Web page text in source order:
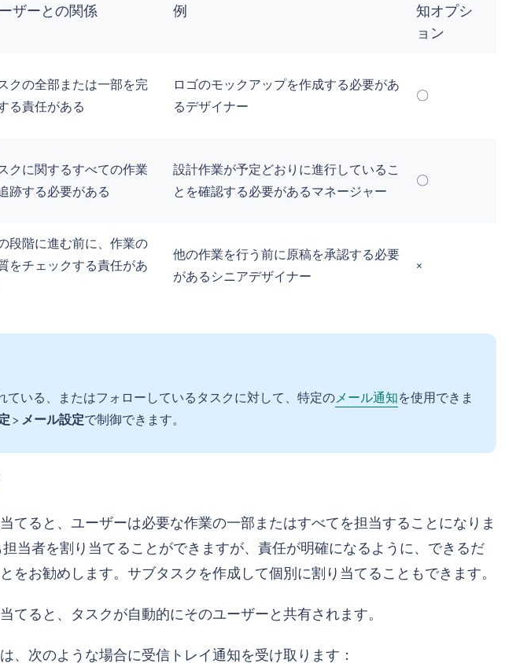
ザーとの関係 例
知オプシ
ョン
クの全部または一部を完
る責任がある
ロゴのモックアップを作成する必要があ
るデザイナー
〇
クに関するすべての作業
跡する必要がある
設計作業が予定どおりに進行しているこ
とを確認する必要があるマネージャー
〇
段階に進む前に、作業の
をチェックする責任があ
他の作業を行う前に原稿を承認する必要
があるシニアデザイナー
×
ている、またはフォローしているタスクに対して、特定のメール通知を使用できま
> メール設定で制御できます。
てると、ユーザーは必要な作業の一部またはすべてを担当することになりま
当者を割り当てることができますが、責任が明確になるように、できるだ
をお勧めします。サブタスクを作成して個別に割り当てることもできます。
てると、タスクが自動的にそのユーザーと共有されます。
、次のような場合に受信トレイ通知を受け取ります：